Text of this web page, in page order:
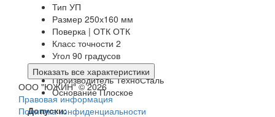
Тип УП
Размер 250х160 мм
Поверка | ОТК ОТК
Класс точности 2
Угол 90 градусов
Гост 3749-77
Производитель ТехноСталь
Основание Плоское
Допуски:
Показать все характеристики
ООО "ЮЖИН" © 2026
Правовая информация
Политика конфиденциальности